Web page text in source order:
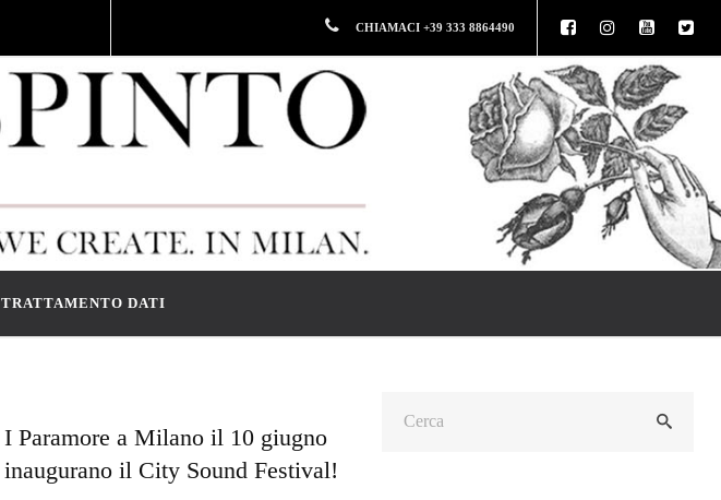
CHIAMACI +39 333 8864490
TRATTAMENTO DATI
I Paramore a Milano il 10 giugno
inaugurano il City Sound Festival!